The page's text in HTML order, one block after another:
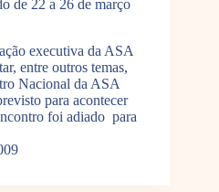
de 22 a 26 de março
executiva da ASA
entre outros temas,
Nacional da ASA
para acontecer
foi adiado para